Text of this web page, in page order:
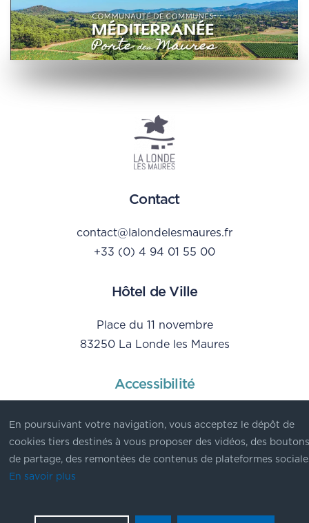
Hôtel de Ville
Place du 11 novembre
83250 La Londe les Maures
Contact
contact@lalondelesmaures.fr
+33 (0) 4 94 01 55 00
Accessibilité
Mentions Légales
Données personnelles
© Ville de La Londe les Maures - 2023
En poursuivant votre navigation, vous acceptez le dépôt de
cookies tiers destinés à vous proposer des vidéos, des
de partage, des remontées de contenus de plateformes
En savoir plus